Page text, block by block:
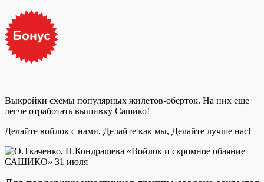
Выкройки схемы популярных жилетов-оберток. На них еще
легче отработать вышивку Сашико!
Делайте войлок с нами, Делайте как мы, Делайте лучше нас!